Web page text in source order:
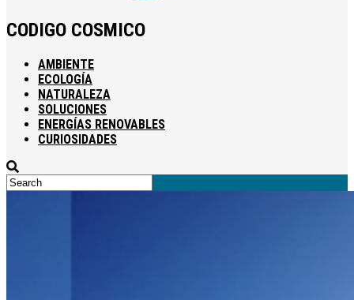
CODIGO COSMICO
AMBIENTE
ECOLOGÍA
NATURALEZA
SOLUCIONES
ENERGÍAS RENOVABLES
CURIOSIDADES